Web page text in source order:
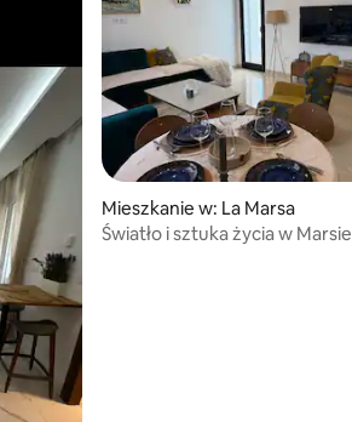
Mieszkanie w: La Marsa
Światło i sztuka życia w Marsie